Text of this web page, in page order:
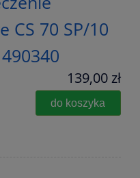
CS 70 SP/10
139,00 zł
do koszyka